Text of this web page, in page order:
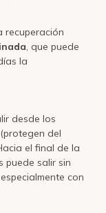
recuperación
, que puede
la
desde los
del
el final de la
puede salir sin
con